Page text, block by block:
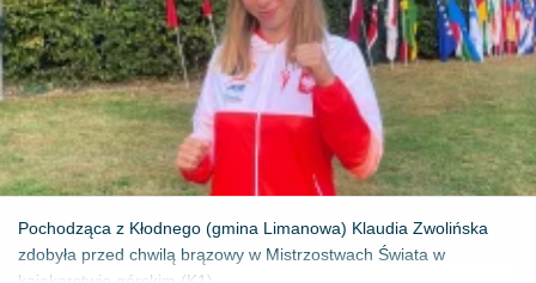
Pochodząca z Kłodnego (gmina Limanowa) Klaudia Zwolińska
zdobyła przed chwilą brązowy w Mistrzostwach Świata w